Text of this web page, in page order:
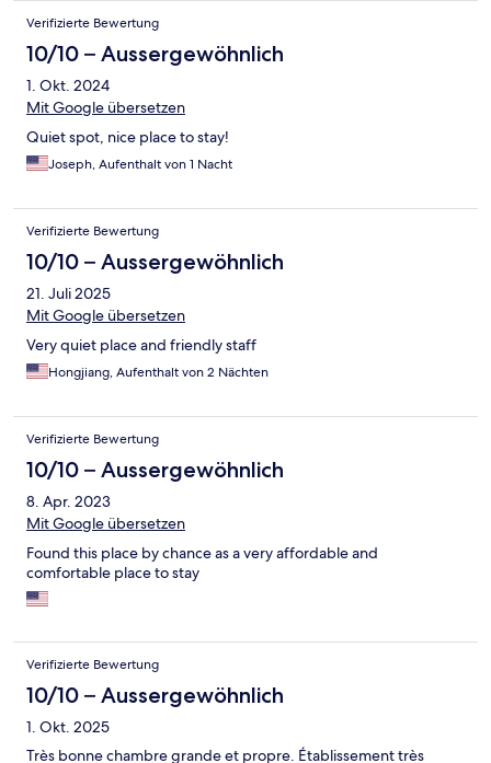
Verifizierte Bewertung
10/10 – Aussergewöhnlich
1. Okt. 2024
Mit Google übersetzen
Quiet spot, nice place to stay!
Joseph, Aufenthalt von 1 Nacht
Verifizierte Bewertung
10/10 – Aussergewöhnlich
21. Juli 2025
Mit Google übersetzen
Very quiet place and friendly staff
Hongjiang, Aufenthalt von 2 Nächten
Verifizierte Bewertung
10/10 – Aussergewöhnlich
8. Apr. 2023
Mit Google übersetzen
Found this place by chance as a very affordable and
comfortable place to stay
Verifizierte Bewertung
10/10 – Aussergewöhnlich
1. Okt. 2025
Très bonne chambre grande et propre. Établissement très